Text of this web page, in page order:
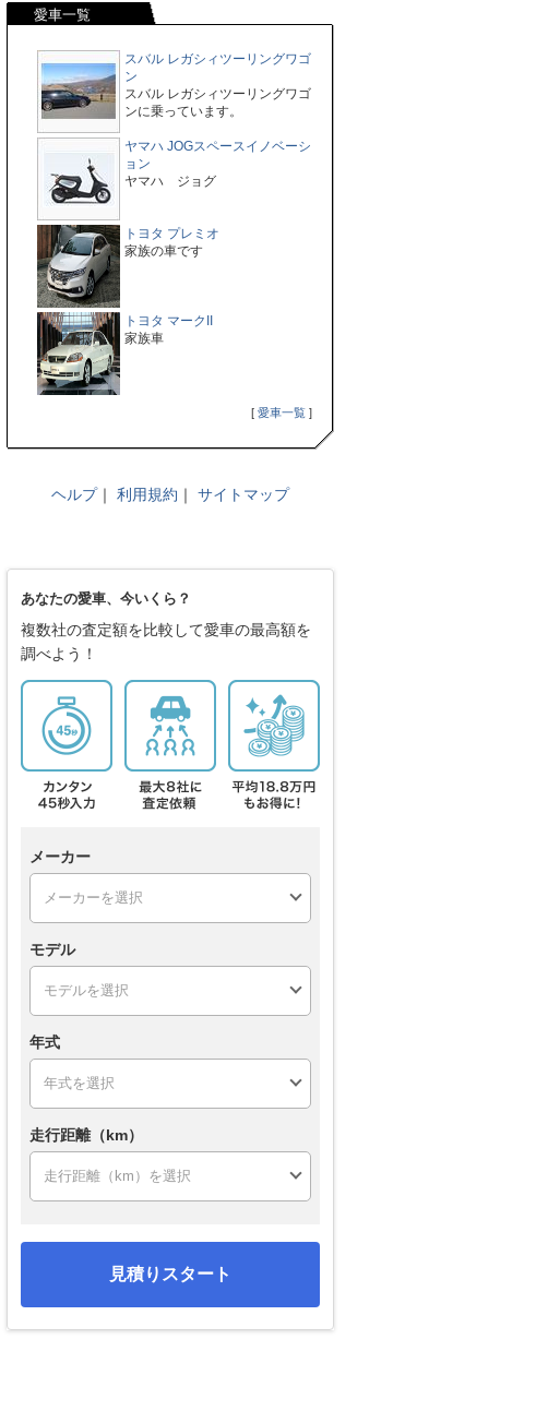
愛車一覧
スバル レガシィツーリングワゴ
ン
スバル レガシィツーリングワゴ
ンに乗っています。
ヤマハ JOGスペースイノベーシ
ョン
ヤマハ ジョグ
トヨタ プレミオ
家族の車です
トヨタ マークII
家族車
[ 愛車一覧 ]
ヘルプ｜ 利用規約 ｜ サイトマップ
あなたの愛車、今いくら？
複数社の査定額を比較して愛車の最高額を
調べよう！
メーカー
モデル
年式
走行距離（km）
見積りスタート